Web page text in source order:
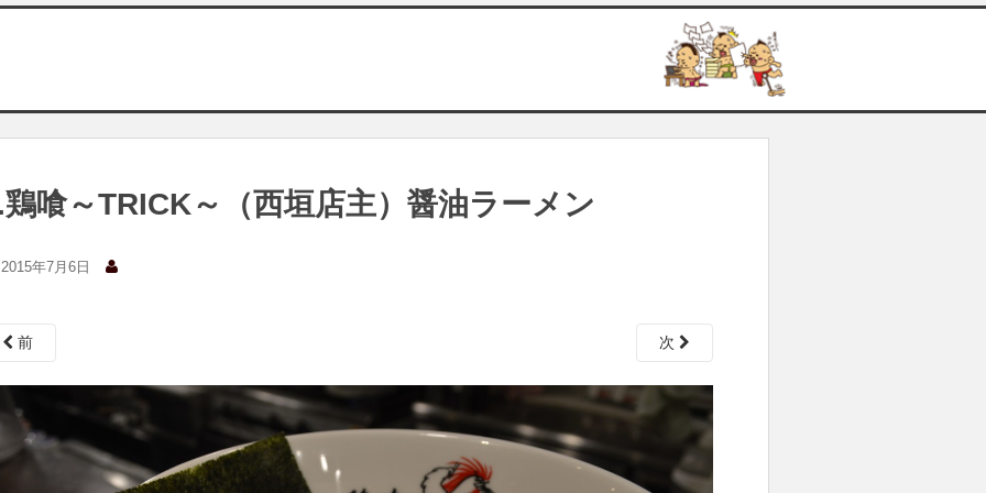
喰～TRICK～（西垣店主）醤油ラーメン
2015年7月6日
前 次